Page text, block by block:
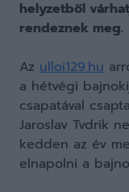
helyzetből
rendeznek meg.
Az ulloi129.hu
a hétvégi
csapatával
Jaroslav Tvdrik
kedden az év
elnapolni a